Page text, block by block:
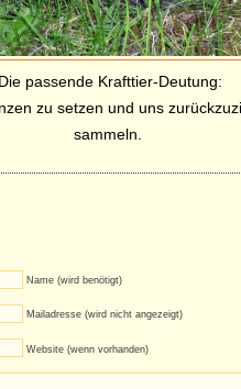
Die passende Krafttier-Deutung:
zu setzen und uns
sammeln.
Name (wird benötigt)
Mailadresse (wird nicht angezeigt)
Website (wenn vorhanden)